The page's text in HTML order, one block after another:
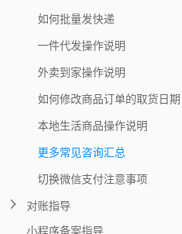
如何批量发快递
一件代发操作说明
外卖到家操作说明
如何修改商品订单的取货日期
本地生活商品操作说明
更多常见咨询汇总
切换微信支付注意事项
对账指导
小程序备案指导